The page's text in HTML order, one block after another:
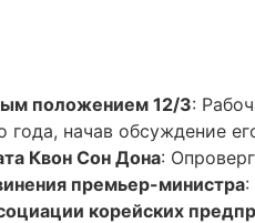
положением 12/3:
года, начав обсуждение
Квон Сон Дона:
премьер-министра:
корейских